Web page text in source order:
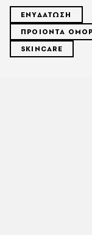
ΕΝΥΔΑΤΩΣΗ
ΠΡΟΙΟΝΤΑ
SKINCARE